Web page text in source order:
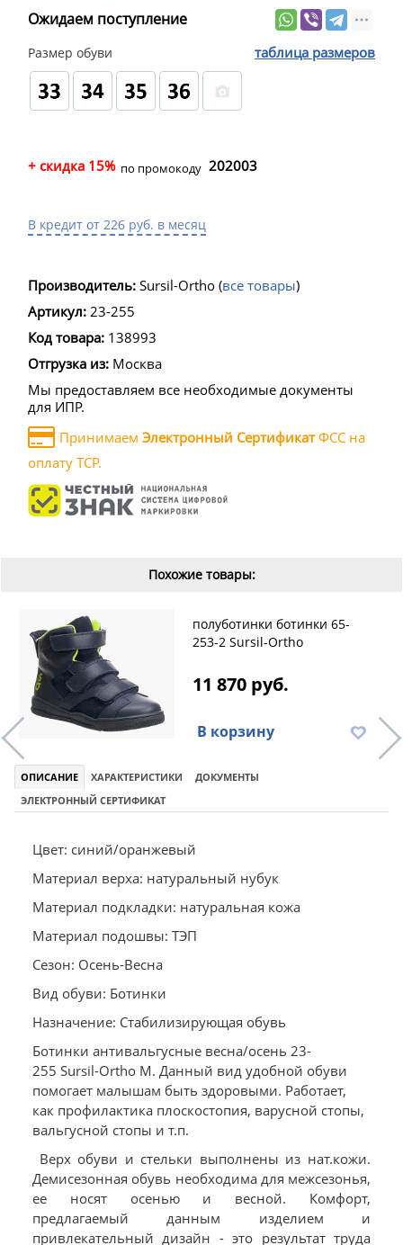
Ожидаем поступление
Размер обуви таблица размеров
+ скидка 15% по промокоду 202003
В кредит от 226 руб. в месяц
Производитель: Sursil-Ortho (все товары)
Артикул: 23-255
Код товара: 138993
Отгрузка из: Москва
Мы предоставляем все необходимые документы
для ИПР.
Принимаем Электронный СертификатФСС на
оплату ТСР.
Похожие товары:
полуботинки ботинки 65-
253-2 Sursil-Ortho
11 870 руб.
В корзину
ОПИСАНИЕ ХАРАКТЕРИСТИКИ
ДОКУМЕНТЫ
ЭЛЕКТРОННЫЙ СЕРТИФИКАТ
Цвет: синий/оранжевый
Материал верха: натуральный нубук
Материал подкладки: натуральная кожа
Материал подошвы: ТЭП
Сезон: Осень-Весна
Вид обуви: Ботинки
Назначение: Стабилизирующая обувь
Ботинки антивальгусные весна/осень 23-
255 Sursil-Ortho М. Данный вид удобной обуви
помогает малышам быть здоровыми. Работает,
как профилактика плоскостопия, варусной стопы,
вальгусной стопы и т.п.
Верх обуви и стельки выполнены из нат.кожи.
Демисезонная обувь необходима для межсезонья,
ее носят осенью и весной. Комфорт,
предлагаемый данным изделием и
привлекательный дизайн - это результат труда